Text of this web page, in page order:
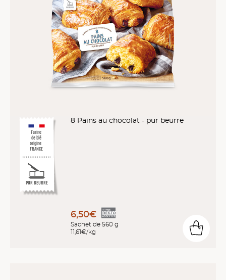
Farine
de blé
origine
FRANCE
PUR BEURRE
8 Pains au chocolat - pur beurre
6,50€
Sachet de 560 g
11,61€/kg